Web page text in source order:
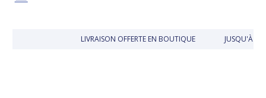
LIVRAISON OFFERTE EN BOUTIQUE JUSQU'À